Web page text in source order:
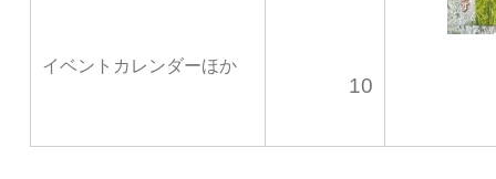
イベントカレンダーほか
10